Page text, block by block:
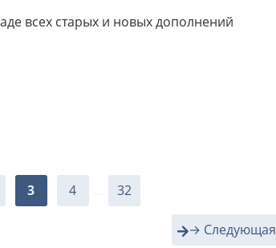
всех старых и новых дополнений
3 4 32
→ Следующая